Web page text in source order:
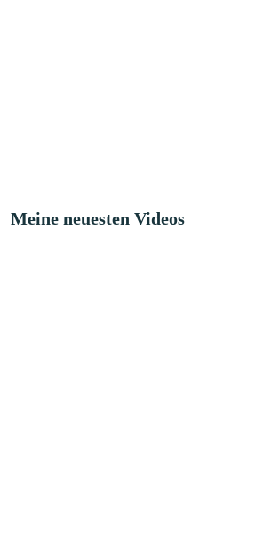
Meine neuesten Videos